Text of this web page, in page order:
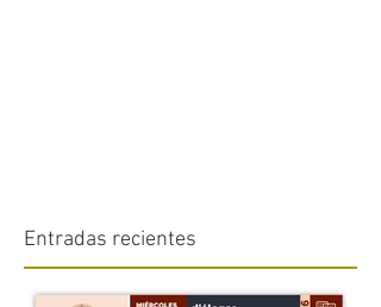
Entradas recientes